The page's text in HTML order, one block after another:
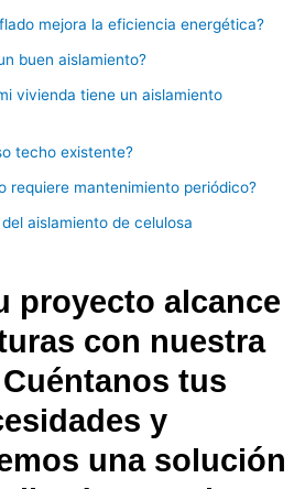
mejora la eficiencia energética?
buen aislamiento?
vivienda tiene un aislamiento
techo existente?
requiere mantenimiento periódico?
aislamiento de celulosa
proyecto alcance
con nuestra
tus
y
una solución